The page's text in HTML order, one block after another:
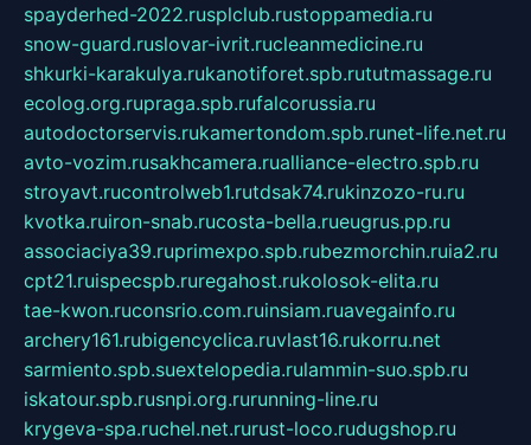
spayderhed-2022.rusplclub.rustoppamedia.ru
snow-guard.ruslovar-ivrit.rucleanmedicine.ru
shkurki-karakulya.rukanotiforet.spb.rututmassage.ru
ecolog.org.rupraga.spb.rufalcorussia.ru
autodoctorservis.rukamertondom.spb.runet-life.net.ru
avto-vozim.rusakhcamera.rualliance-electro.spb.ru
stroyavt.rucontrolweb1.rutdsak74.rukinzozo-ru.ru
kvotka.ruiron-snab.rucosta-bella.rueugrus.pp.ru
associaciya39.ruprimexpo.spb.rubezmorchin.ruia2.ru
cpt21.ruispecspb.ruregahost.rukolosok-elita.ru
tae-kwon.ruconsrio.com.ruinsiam.ruavegainfo.ru
archery161.rubigencyclica.ruvlast16.rukorru.net
sarmiento.spb.suextelopedia.rulammin-suo.spb.ru
iskatour.spb.rusnpi.org.rurunning-line.ru
krygeva-spa.ruchel.net.rurust-loco.rudugshop.ru